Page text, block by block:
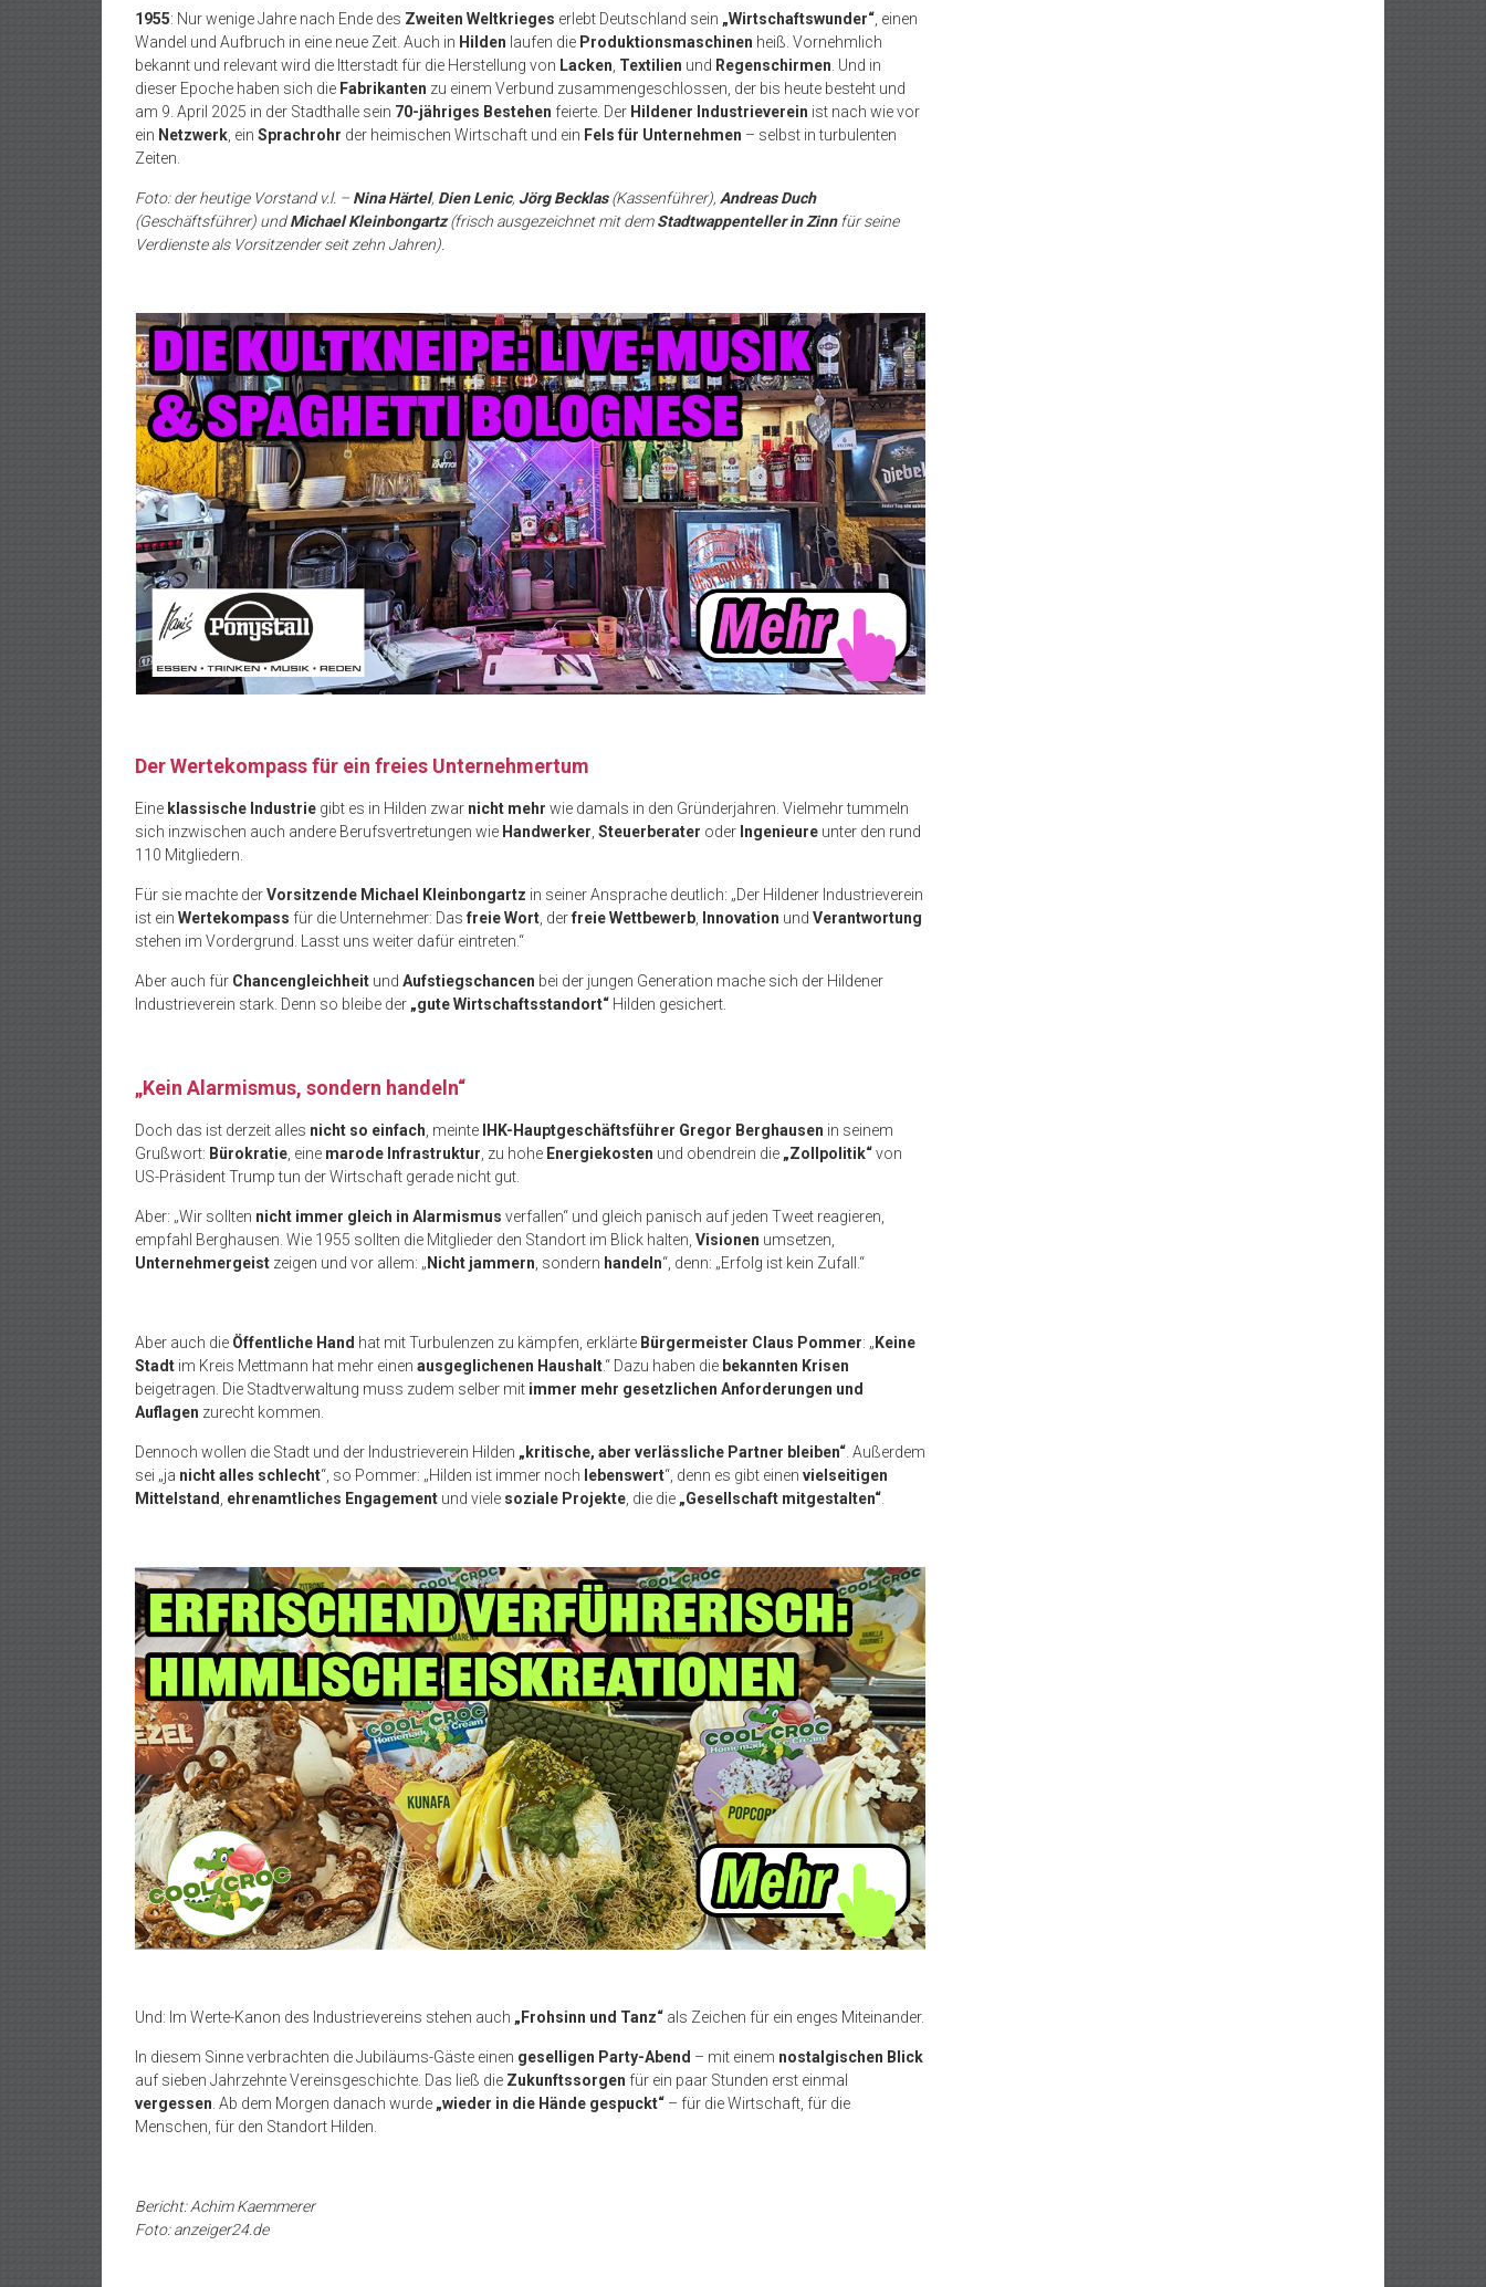
1955: Nur wenige Jahre nach Ende des Zweiten Weltkrieges erlebt Deutschland sein „Wirtschaftswunder“ , einen
Wandel und Aufbruch in eine neue Zeit. Auch in Hilden laufen die Produktionsmaschinen heiß. Vornehmlich
bekannt und relevant wird die Itterstadt für die Herstellung von Lacken Textilien und Regenschirmen . Und in
dieser Epoche haben sich die Fabrikanten zu einem Verbund zusammengeschlossen, der bis heute besteht und
am 9. April 2025 in der Stadthalle sein 70-jähriges Bestehen feierte. Der Hildener Industrieverein ist nach wie vor
ein Netzwerk , ein Sprachrohr der heimischen Wirtschaft und ein Fels für Unternehmen – selbst in turbulenten
Zeiten.
Foto: der heutige Vorstand v.l. – Nina Härtel, Dien Lenic, Jörg Becklas(Kassenführer), Andreas Duch
(Geschäftsführer) undMichael Kleinbongartz(frisch ausgezeichnet mit demStadtwappenteller in Zinn für seine
Verdienste als Vorsitzender seit zehn Jahren).
Der Wertekompass für ein freies Unternehmertum
Eine klassische Industrie gibt es in Hilden zwar nicht mehr wie damals in den Gründerjahren. Vielmehr tummeln
sich inzwischen auch andere Berufsvertretungen wie Handwerker, Steuerberater oder Ingenieure unter den rund
110 Mitgliedern.
Für sie machte derVorsitzende Michael Kleinbongartz in seiner Ansprache deutlich: „Der Hildener Industrieverein
ist ein Wertekompass für die Unternehmer: Das freie Wort, derfreie Wettbewerb, Innovation und Verantwortung
stehen im Vordergrund. Lasst uns weiter dafür eintreten.“
Aber auch für Chancengleichheit und Aufstiegschancen bei der jungen Generation mache sich der Hildener
Industrieverein stark. Denn so bleibe der „gute Wirtschaftsstandort“ Hilden gesichert.
„Kein Alarmismus, sondern handeln“
Doch das ist derzeit alles nicht so einfach, meinte IHK-Hauptgeschäftsführer Gregor Berghausen in seinem
Grußwort: Bürokratie, eine marode Infrastruktur, zu hohe Energiekosten und obendrein die „Zollpolitik“von
US-Präsident Trump tun der Wirtschaft gerade nicht gut.
Aber: „Wir sollten nicht immer gleich in Alarmismus verfallen“ und gleich panisch auf jeden Tweet reagieren,
empfahl Berghausen. Wie 1955 sollten die Mitglieder den Standort im Blick halten, Visionen umsetzen,
Unternehmergeist zeigen und vor allem: „ Nicht jammern, sondern handeln“, denn: „Erfolg ist kein Zufall.“
Aber auch die Öffentliche Hand hat mit Turbulenzen zu kämpfen, erklärte Bürgermeister Claus Pommer: „ Keine
Stadt im Kreis Mettmann hat mehr einen ausgeglichenen Haushalt.“ Dazu haben die bekannten Krisen
beigetragen. Die Stadtverwaltung muss zudem selber mit immer mehr gesetzlichen Anforderungen und
Auflagen zurecht kommen.
Dennoch wollen die Stadt und der Industrieverein Hilden „kritische, aber verlässliche Partner bleiben“. Außerdem
sei „ja nicht alles schlecht“, so Pommer: „Hilden ist immer noch lebenswert“, denn es gibt einen vielseitigen
Mittelstand, ehrenamtliches Engagement und viele soziale Projekte, die die „Gesellschaft mitgestalten“.
Und: Im Werte-Kanon des Industrievereins stehen auch „Frohsinn und Tanz“ als Zeichen für ein enges Miteinander.
In diesem Sinne verbrachten die Jubiläums-Gäste einen geselligen Party-Abend – mit einem nostalgischen Blick
auf sieben Jahrzehnte Vereinsgeschichte. Das ließ die Zukunftssorgen für ein paar Stunden erst einmal
vergessen . Ab dem Morgen danach wurde „wieder in die Hände gespuckt“ – für die Wirtschaft, für die
Menschen, für den Standort Hilden.
Bericht: Achim Kaemmerer
Foto: anzeiger24.de